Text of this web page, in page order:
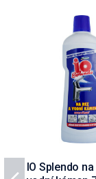
IO Splendo